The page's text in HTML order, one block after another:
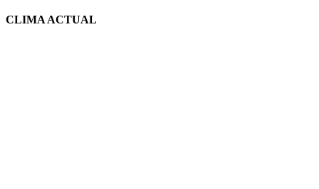
CLIMA ACTUAL